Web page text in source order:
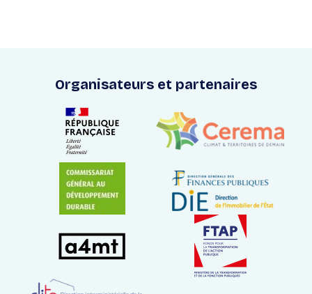
Organisateurs et partenaires